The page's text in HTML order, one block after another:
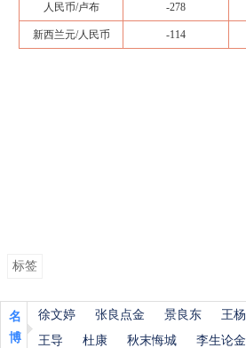
人民币/卢布 -278
新西兰元/人民币 -114
标签
名
博
徐文婷 张良点金 景良东 王杨
王导
杜康 秋末悔城 李生论金